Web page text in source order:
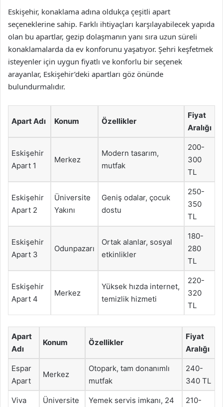
Eskişehir, konaklama adına oldukça çeşitli apart
seçeneklerine sahip. Farklı ihtiyaçları karşılayabilecek yapıda
olan bu apartlar, gezip dolaşmanın yanı sıra uzun süreli
konaklamalarda da ev konforunu yaşatıyor. Şehri keşfetmek
isteyenler için uygun fiyatlı ve konforlu bir seçenek
arayanlar, Eskişehir’deki apartları göz önünde
bulundurmalıdır.
Apart Adı Konum Özellikler
Fiyat
Aralığı
Eskişehir
Apart 1
Merkez
Modern tasarım,
mutfak
200-
300
TL
Eskişehir
Apart 2
Üniversite
Yakını
Geniş odalar, çocuk
dostu
250-
350
TL
Eskişehir
Apart 3
Odunpazarı
Ortak alanlar, sosyal
etkinlikler
180-
280
TL
Eskişehir
Apart 4
Merkez
Yüksek hızda internet,
temizlik hizmeti
220-
320
TL
Apart
Adı
Konum Özellikler
Fiyat
Aralığı
Espar
Apart
Merkez
Otopark, tam donanımlı
mutfak
240-
340 TL
Viva
Üniversite
Yemek servis imkanı, 24
210-